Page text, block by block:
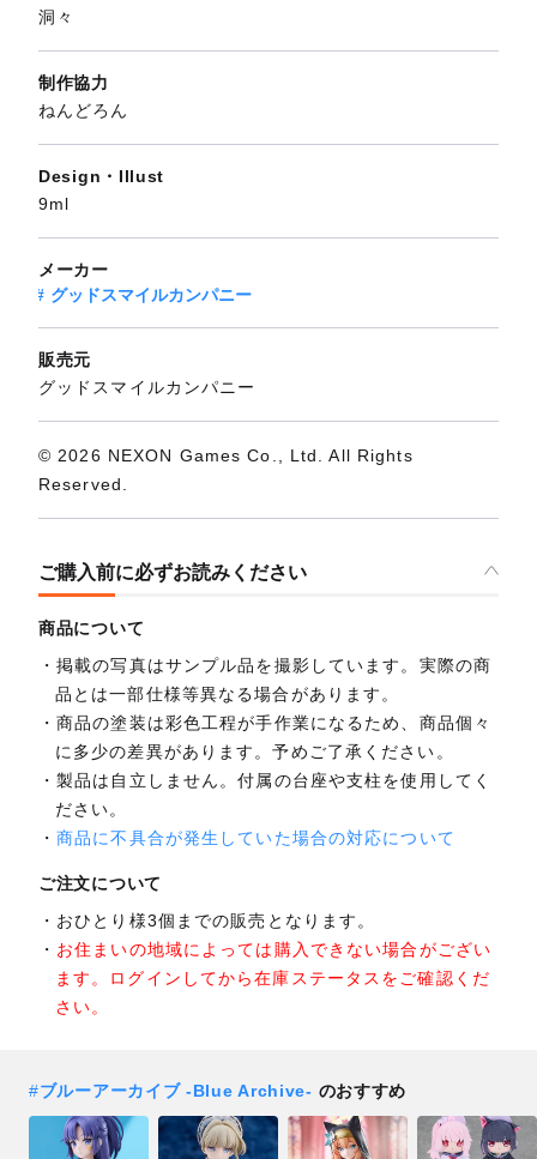
洞々
制作協力
ねんどろん
Design・Illust
9ml
メーカー
グッドスマイルカンパニー
販売元
グッドスマイルカンパニー
© 2026 NEXON Games Co., Ltd. All Rights
Reserved.
ご購入前に必ずお読みください
商品について
掲載の写真はサンプル品を撮影しています。実際の商
品とは一部仕様等異なる場合があります。
商品の塗装は彩色工程が手作業になるため、商品個々
に多少の差異があります。予めご了承ください。
製品は自立しません。付属の台座や支柱を使用してく
ださい。
商品に不具合が発生していた場合の対応について
ご注文について
おひとり様3個までの販売となります。
お住まいの地域によっては購入できない場合がござい
ます。ログインしてから在庫ステータスをご確認くだ
さい。
#ブルーアーカイブ -Blue Archive- のおすすめ